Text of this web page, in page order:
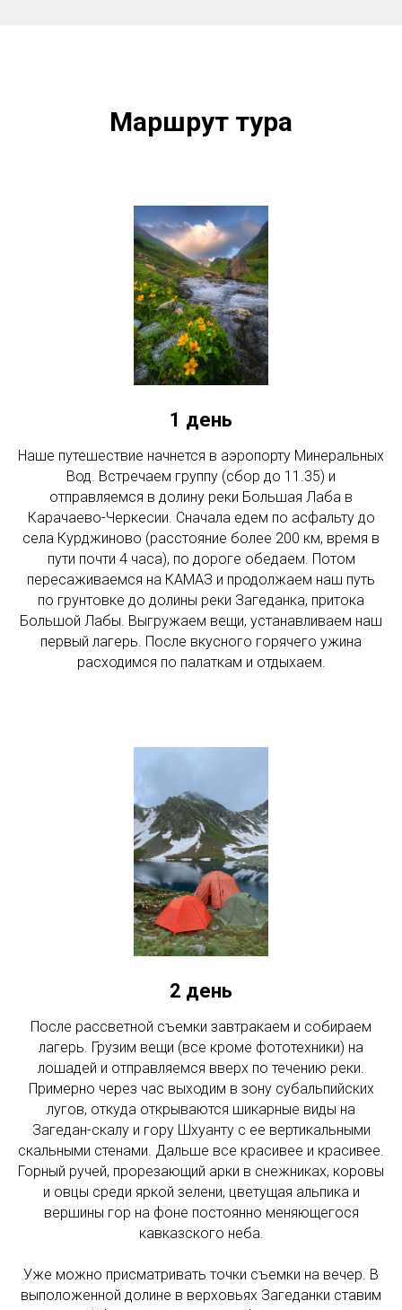
Маршрут тура
1 день
Наше путешествие начнется в аэропорту Минеральных
Вод. Встречаем группу (сбор до 11.35) и
отправляемся в долину реки Большая Лаба в
Карачаево-Черкесии. Сначала едем по асфальту до
села Курджиново (расстояние более 200 км, время в
пути почти 4 часа), по дороге обедаем. Потом
пересаживаемся на КАМАЗ и продолжаем наш путь
по грунтовке до долины реки Загеданка, притока
Большой Лабы. Выгружаем вещи, устанавливаем наш
первый лагерь. После вкусного горячего ужина
расходимся по палаткам и отдыхаем.
2 день
После рассветной съемки завтракаем и собираем
лагерь. Грузим вещи (все кроме фототехники) на
лошадей и отправляемся вверх по течению реки.
Примерно через час выходим в зону субальпийских
лугов, откуда открываются шикарные виды на
Загедан-скалу и гору Шхуанту с ее вертикальными
скальными стенами. Дальше все красивее и красивее.
Горный ручей, прорезающий арки в снежниках, коровы
и овцы среди яркой зелени, цветущая альпика и
вершины гор на фоне постоянно меняющегося
кавказского неба.
Уже можно присматривать точки съемки на вечер. В
выположенной долине в верховьях Загеданки ставим